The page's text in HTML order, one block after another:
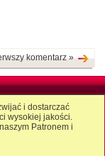
komentarz »
i dostarczać
wysokiej jakości.
Patronem i